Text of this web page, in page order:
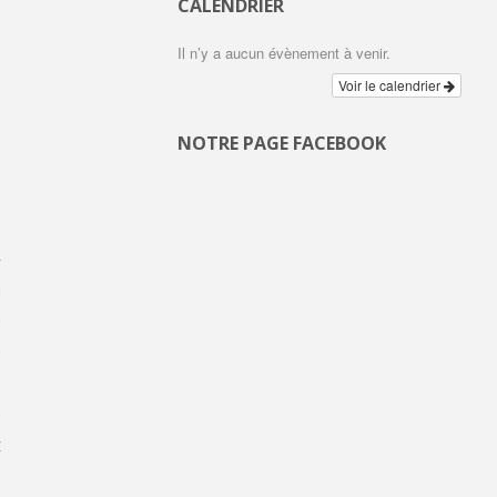
CALENDRIER
Il n’y a aucun évènement à venir.
Voir le calendrier
NOTRE PAGE FACEBOOK